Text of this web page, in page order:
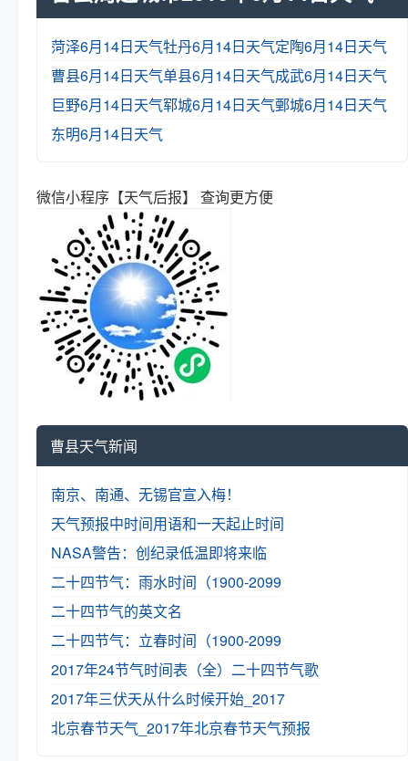
菏泽6月14日天气牡丹6月14日天气定陶6月14日天气
曹县6月14日天气单县6月14日天气成武6月14日天气
巨野6月14日天气郓城6月14日天气鄄城6月14日天气
东明6月14日天气
微信小程序【天气后报】 查询更方便
曹县天气新闻
南京、南通、无锡官宣入梅！
天气预报中时间用语和一天起止时间
NASA警告：创纪录低温即将来临
二十四节气：雨水时间（1900-2099
二十四节气的英文名
二十四节气：立春时间（1900-2099
2017年24节气时间表（全） 二十四节气歌
2017年三伏天从什么时候开始_2017
北京春节天气_2017年北京春节天气预报